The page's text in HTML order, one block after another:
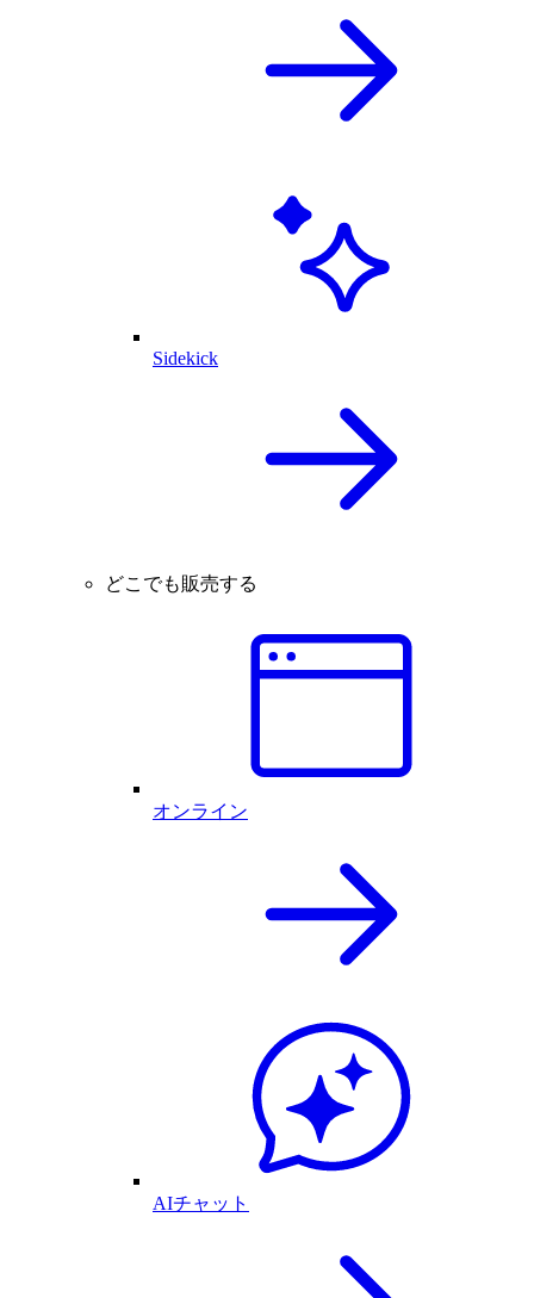
Sidekick
どこでも販売する
オンライン
AIチャット